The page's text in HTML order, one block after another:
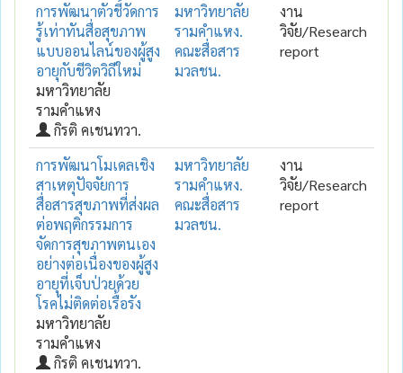
การพัฒนาตัวชี้วัดการ
รู้เท่าทันสื่อสุขภาพ
แบบออนไลน์ของผู้สูง
อายุกับชีวิตวิถีใหม่
มหาวิทยาลัย
รามคำแหง
กิรติ คเชนทวา.
มหาวิทยาลัย
รามคำแหง.
คณะสื่อสาร
มวลชน.
งาน
วิจัย/Research
report
การพัฒนาโมเดลเชิง
สาเหตุปัจจัยการ
สื่อสารสุขภาพที่ส่งผล
ต่อพฤติกรรมการ
จัดการสุขภาพตนเอง
อย่างต่อเนื่องของผู้สูง
อายุที่เจ็บป่วยด้วย
โรคไม่ติดต่อเรื้อรัง
มหาวิทยาลัย
รามคำแหง
กิรติ คเชนทวา.
มหาวิทยาลัย
รามคำแหง.
คณะสื่อสาร
มวลชน.
งาน
วิจัย/Research
report